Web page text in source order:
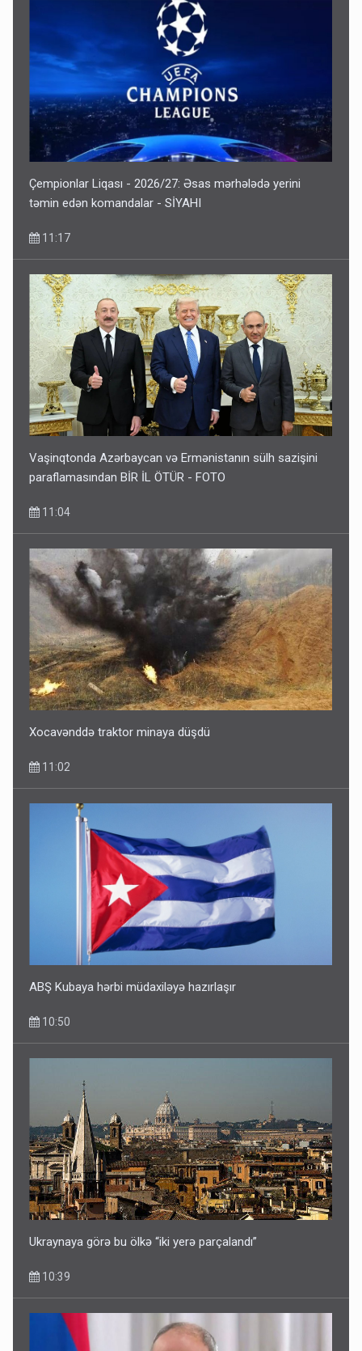
Çempionlar Liqası - 2026/27: Əsas mərhələdə yerini
təmin edən komandalar - SİYAHI
11:17
Vaşinqtonda Azərbaycan və Ermənistanın sülh sazişini
paraflamasından BİR İL ÖTÜR - FOTO
11:04
Xocavənddə traktor minaya düşdü
11:02
ABŞ Kubaya hərbi müdaxiləyə hazırlaşır
10:50
Ukraynaya görə bu ölkə “iki yerə parçalandı”
10:39